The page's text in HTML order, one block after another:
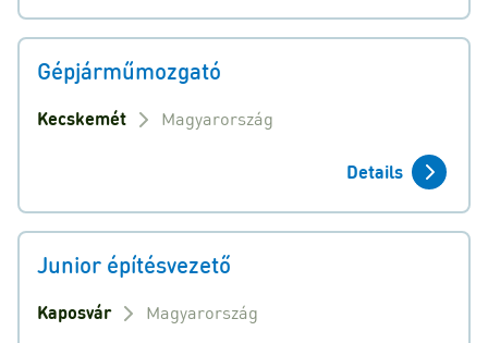
Gépjárműmozgató
Kecskemét Magyarország
Details
Junior építésvezető
Kaposvár Magyarország